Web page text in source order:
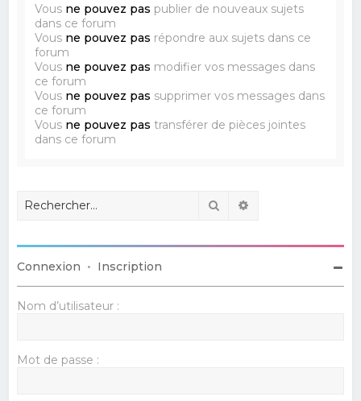
Vous ne pouvez pas publier de nouveaux sujets
dans ce forum
Vous ne pouvez pas répondre aux sujets dans ce
forum
Vous ne pouvez pas modifier vos messages dans
ce forum
Vous ne pouvez pas supprimer vos messages dans
ce forum
Vous ne pouvez pas transférer de pièces jointes
dans ce forum
Rechercher
Connexion • Inscription
Nom d’utilisateur :
Mot de passe :